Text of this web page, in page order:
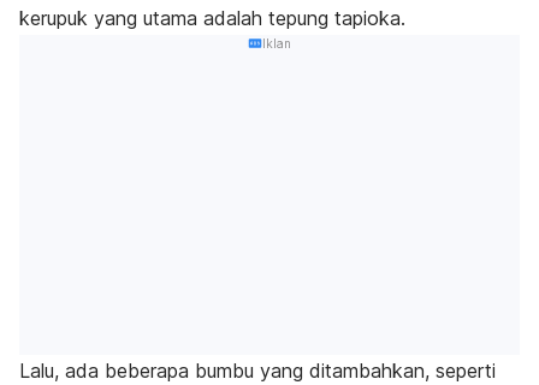
kerupuk yang utama adalah tepung tapioka.
Iklan
Lalu, ada beberapa bumbu yang ditambahkan, seperti